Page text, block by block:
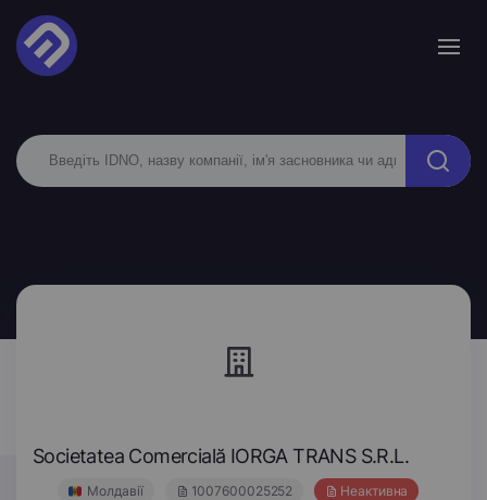
Societatea Comercială IORGA TRANS S.R.L.
Молдавії 1007600025252 Неактивна